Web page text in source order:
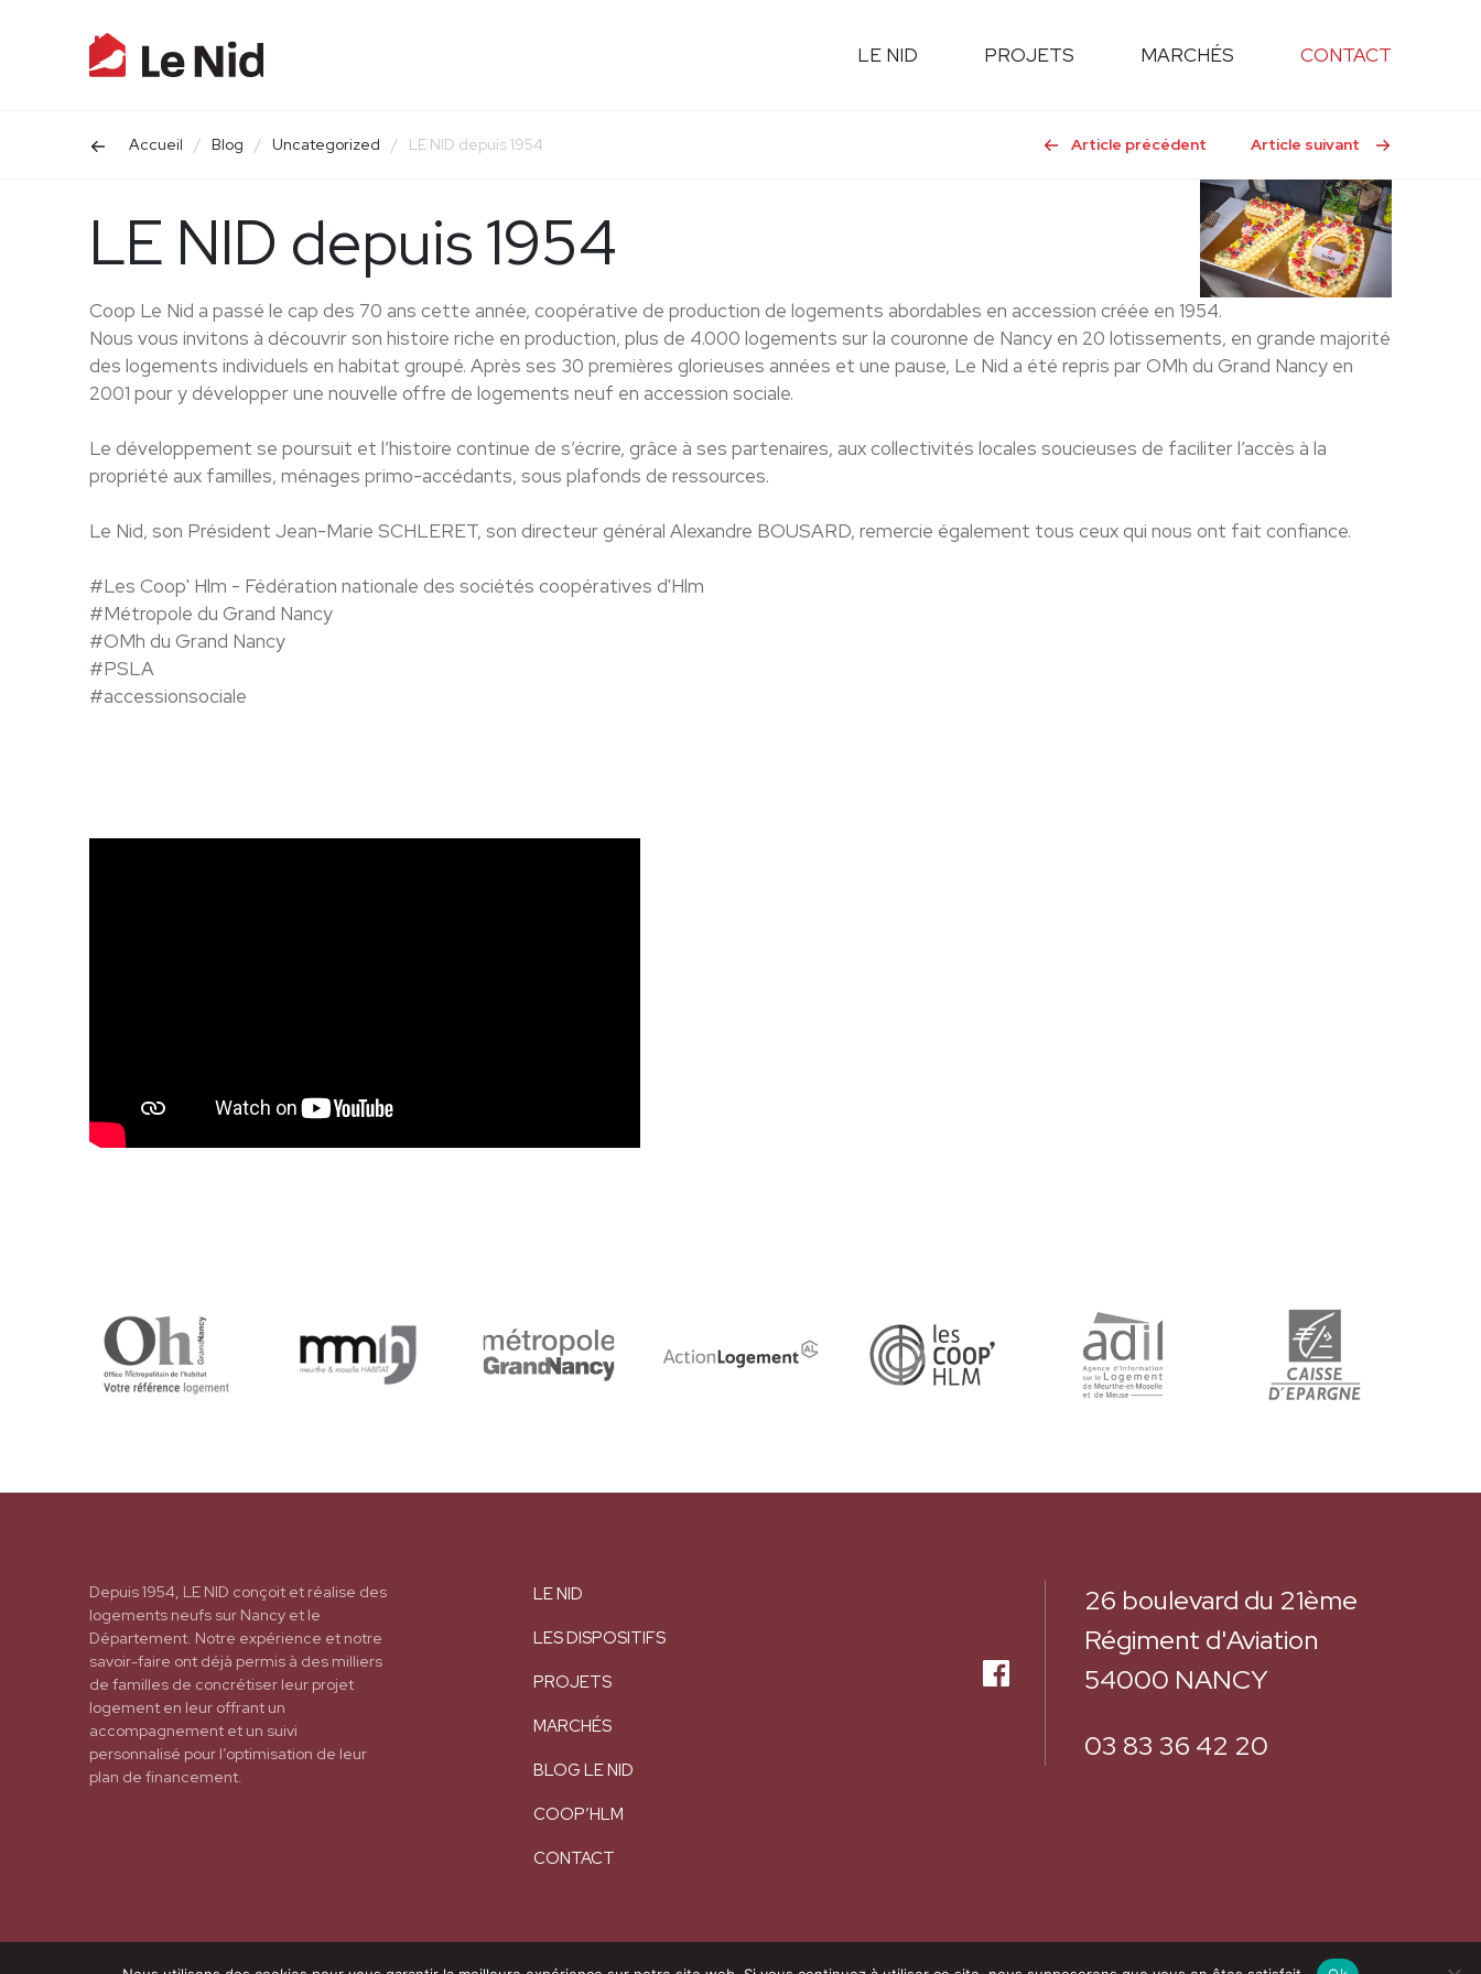
LE NID PROJETS MARCHÉS CONTACT
Accueil / Blog / Uncategorized / LE NID depuis 1954 Article précédent Article suivant
LE NID depuis 1954
Coop Le Nid a passé le cap des 70 ans cette année, coopérative de production de logements abordables en accession créée en 1954.
Nous vous invitons à découvrir son histoire riche en production, plus de 4.000 logements sur la couronne de Nancy en 20 lotissements, en grande majorité
des logements individuels en habitat groupé. Après ses 30 premières glorieuses années et une pause, Le Nid a été repris par OMh du Grand Nancy en
2001 pour y développer une nouvelle offre de logements neuf en accession sociale.
Le développement se poursuit et l’histoire continue de s’écrire, grâce à ses partenaires, aux collectivités locales soucieuses de faciliter l’accès à la
propriété aux familles, ménages primo-accédants, sous plafonds de ressources.
Le Nid, son Président Jean-Marie SCHLERET, son directeur général Alexandre BOUSARD, remercie également tous ceux qui nous ont fait confiance.
#Les Coop'​ Hlm - Fédération nationale des sociétés coopératives d'Hlm
#Métropole du Grand Nancy
#OMh du Grand Nancy
#PSLA
#accessionsociale
Depuis 1954, LE NID conçoit et réalise des
logements neufs sur Nancy et le
Département. Notre expérience et notre
savoir-faire ont déjà permis à des milliers
de familles de concrétiser leur projet
logement en leur offrant un
accompagnement et un suivi
personnalisé pour l’optimisation de leur
plan de financement.
LE NID
LES DISPOSITIFS
PROJETS
MARCHÉS
BLOG LE NID
COOP’HLM
CONTACT
26 boulevard du 21ème
Régiment d'Aviation
54000 NANCY
03 83 36 42 20